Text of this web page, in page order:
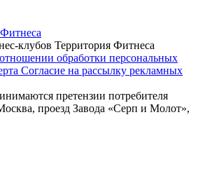
клубов Территория Фитнеса
обработки персональных
Согласие на рассылку рекламных
претензии потребителя
проезд Завода «Серп и Молот»,